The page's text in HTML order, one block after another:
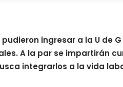
ingresar a la U de
A la par se impartirán
integrarlos a la vida